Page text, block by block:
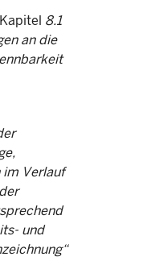
8.1
an die
im Verlauf
und